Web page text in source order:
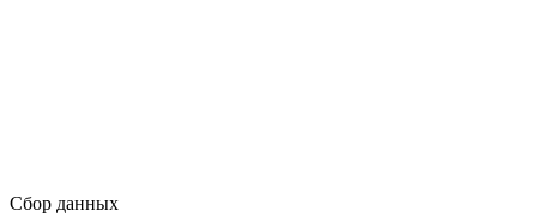
Сбор данных